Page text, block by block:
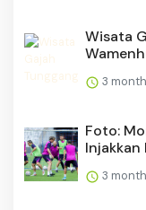
Wisata
3
Foto:
Injakkan
3